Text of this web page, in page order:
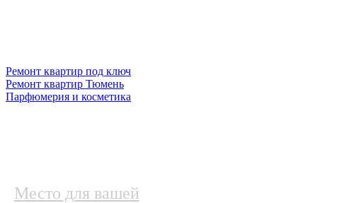
Ремонт квартир под ключ
Ремонт квартир Тюмень
Парфюмерия и косметика
Место для вашей